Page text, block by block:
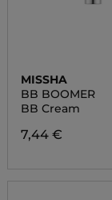
MISSHA
BB BOOMER
BB Cream
7,44 €